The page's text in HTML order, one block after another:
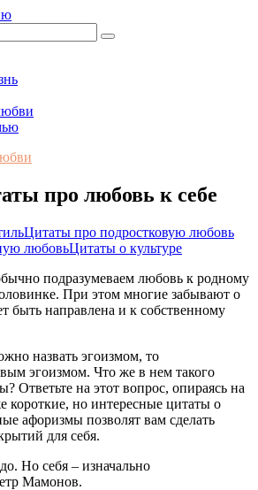
про любовь к себе
Цитаты про подростковую любовь
любовьЦитаты о культуре
подразумеваем любовь к родному
При этом многие забывают о
быть направлена и к собственному
назвать эгоизмом, то
эгоизмом. Что же в нем такого
Ответьте на этот вопрос, опираясь на
короткие, но интересные цитаты о
афоризмы позволят вам сделать
для себя.
Но себя – изначально
Мамонов.